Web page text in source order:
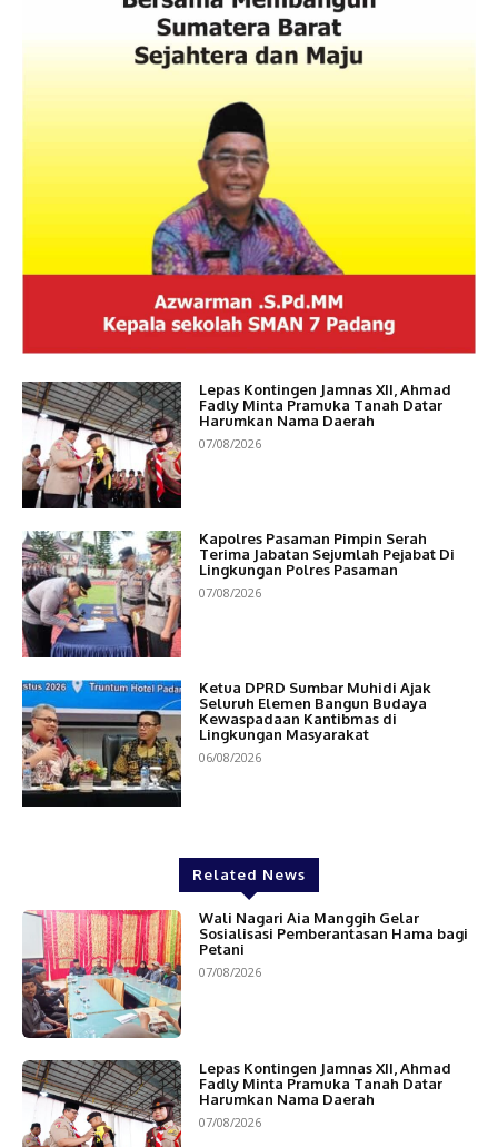
Lepas Kontingen Jamnas XII, Ahmad
Fadly Minta Pramuka Tanah Datar
Harumkan Nama Daerah
07/08/2026
Kapolres Pasaman Pimpin Serah
Terima Jabatan Sejumlah Pejabat Di
Lingkungan Polres Pasaman
07/08/2026
Ketua DPRD Sumbar Muhidi Ajak
Seluruh Elemen Bangun Budaya
Kewaspadaan Kantibmas di
Lingkungan Masyarakat
06/08/2026
Related News
Wali Nagari Aia Manggih Gelar
Sosialisasi Pemberantasan Hama bagi
Petani
07/08/2026
Lepas Kontingen Jamnas XII, Ahmad
Fadly Minta Pramuka Tanah Datar
Harumkan Nama Daerah
07/08/2026